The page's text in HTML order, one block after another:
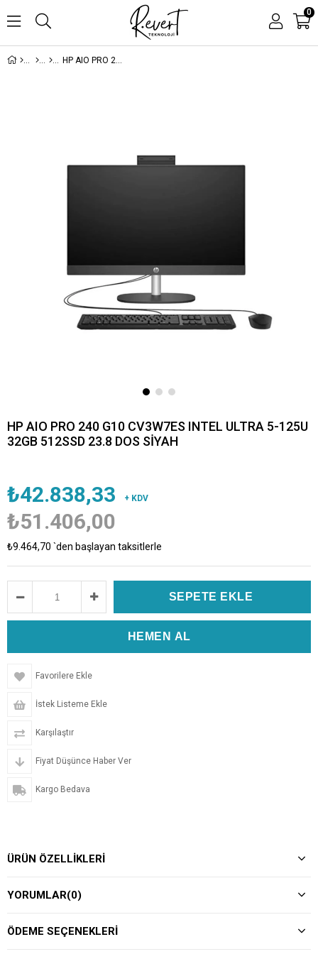
0
HP AIO PRO 240 G10 CV3W7ES INTEL ULTRA 5-125U 32GB 512SSD 23.8 DOS SİYAH
HP AIO PRO 240 G10 CV3W7ES INTEL ULTRA 5-125U
32GB 512SSD 23.8 DOS SİYAH
₺42.838,33 + KDV
₺51.406,00
₺9.464,70 `den başlayan taksitlerle
Favorilere Ekle
İstek Listeme Ekle
Karşılaştır
Fiyat Düşünce Haber Ver
Kargo Bedava
ÜRÜN ÖZELLIKLERI
YORUMLAR(0)
ÖDEME SEÇENEKLERI